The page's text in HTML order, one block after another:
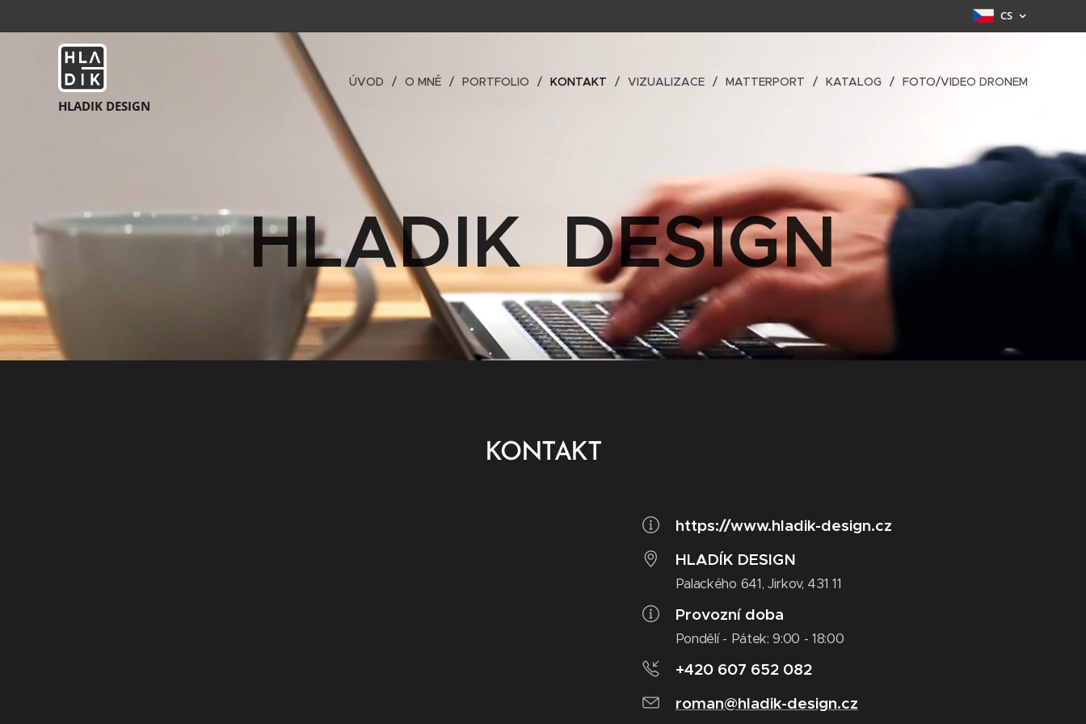
CS
HLADIK DESIGN
ÚVOD O MNĚ PORTFOLIO KONTAKT VIZUALIZACE MATTERPORT KATALOG FOTO/VIDEO DRONEM
HLADIK DESIGN
KONTAKT
https://www.hladik-design.cz
HLADÍK DESIGN
Palackého 641, Jirkov, 431 11
Provozní doba
Pondělí - Pátek: 9:00 - 18:00
+420 607 652 082
roman@hladik-design.cz